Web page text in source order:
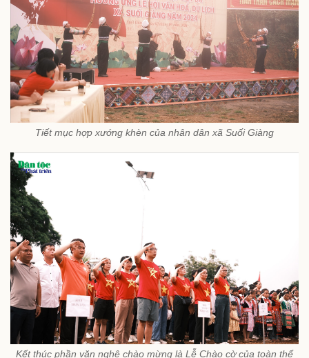
Tiết mục hợp xướng khèn của nhân dân xã Suối Giàng
Kết thúc phần văn nghệ chào mừng là Lễ Chào cờ của toàn thể